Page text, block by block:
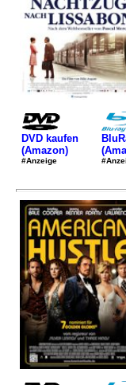
DVD kaufen
(Amazon)
#Anzeige